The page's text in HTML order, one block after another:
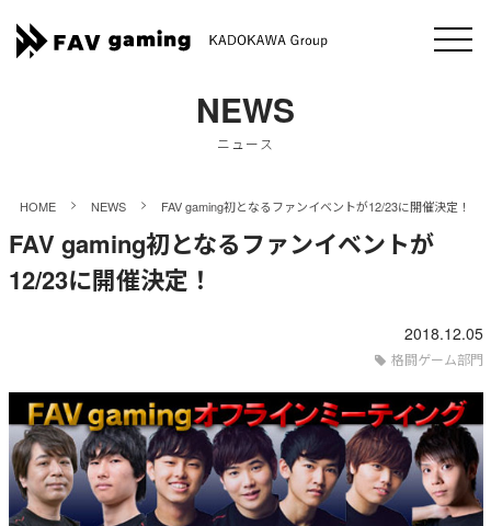
NEWS
ニュース
HOME > NEWS > FAV gaming初となるファンイベントが12/23に開催決定！
FAV gaming初となるファンイベントが
12/23に開催決定！
2018.12.05
格闘ゲーム部門